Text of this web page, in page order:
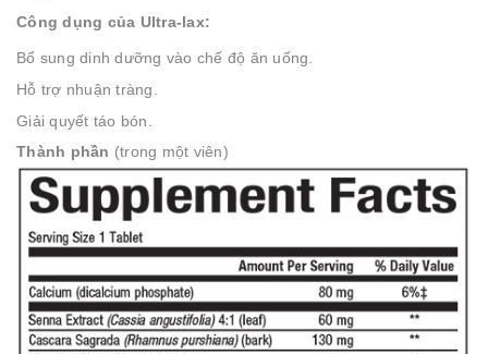
Công dụng của Ultra-lax:
Bổ sung dinh dưỡng vào chế độ ăn uống.
Hỗ trợ nhuận tràng.
Giải quyết táo bón.
Thành phần (trong một viên)